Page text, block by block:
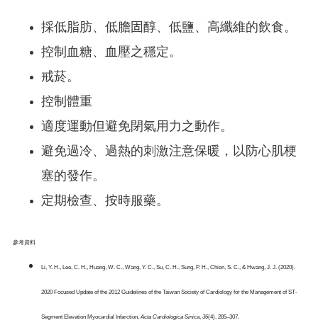
採低脂肪、低膽固醇、低鹽、高纖維的飲食。
控制血糖、血壓之穩定。
戒菸。
控制體重
適度運動但避免閉氣用力之動作。
避免過冷、過熱的刺激注意保暖，以防心肌梗
塞的發作。
定期檢查、按時服藥。
參考資料
Li, Y. H., Lee, C. H., Huang, W. C., Wang, Y. C., Su, C. H., Sung, P. H., Chien, S. C., & Hwang, J. J. (2020).
2020 Focused Update of the 2012 Guidelines of the Taiwan Society of Cardiology for the Management of ST-
Segment Elevation Myocardial Infarction. Acta Cardiologica Sinica 36(4), 285–307.